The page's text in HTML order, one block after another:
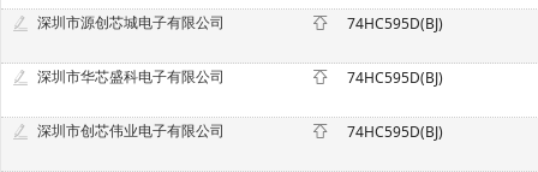
深圳市源创芯城电子有限公司 74HC595D(BJ)
深圳市华芯盛科电子有限公司 74HC595D(BJ)
深圳市创芯伟业电子有限公司 74HC595D(BJ)